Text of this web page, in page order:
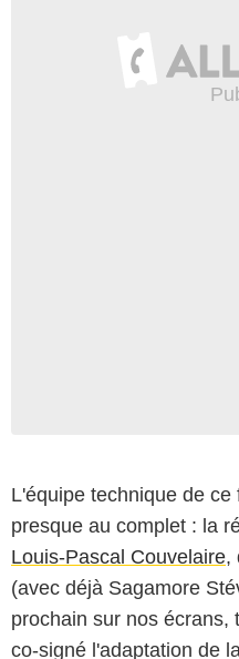
L'équipe technique de
presque au complet : la
Louis-Pascal Couvelaire,
(avec déjà Sagamore
prochain sur nos écrans,
co-signé l'adaptation de